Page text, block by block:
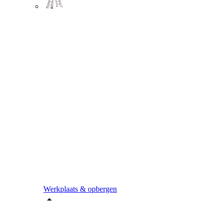
Werkplaats & opbergen